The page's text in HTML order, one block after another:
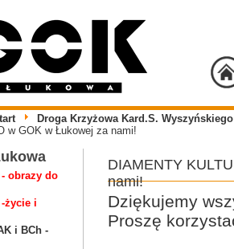
Droga Krzyżowa Kard.S.
w GOK w Łukowej za nami!
obrazy do
życie i
i BCh -
DIAMENTY
nami!
Dziękujemy
Proszę